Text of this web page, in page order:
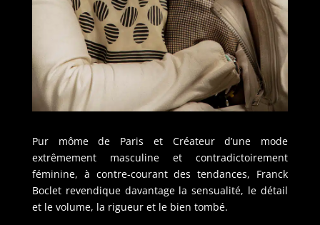
Pur môme de Paris et Créateur d’une mode
extrêmement masculine et contradictoirement
féminine, à contre-courant des tendances, Franck
Boclet revendique davantage la sensualité, le détail
et le volume, la rigueur et le bien tombé.